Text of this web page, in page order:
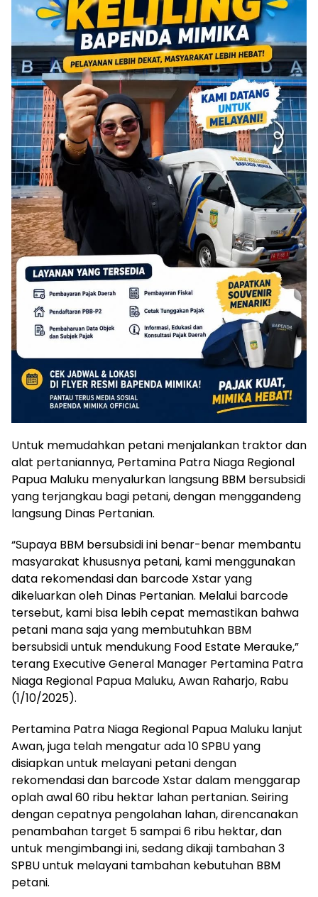
Untuk memudahkan petani menjalankan traktor dan
alat pertaniannya, Pertamina Patra Niaga Regional
Papua Maluku menyalurkan langsung BBM bersubsidi
yang terjangkau bagi petani, dengan menggandeng
langsung Dinas Pertanian.
“Supaya BBM bersubsidi ini benar-benar membantu
masyarakat khususnya petani, kami menggunakan
data rekomendasi dan barcode Xstar yang
dikeluarkan oleh Dinas Pertanian. Melalui barcode
tersebut, kami bisa lebih cepat memastikan bahwa
petani mana saja yang membutuhkan BBM
bersubsidi untuk mendukung Food Estate Merauke,”
terang Executive General Manager Pertamina Patra
Niaga Regional Papua Maluku, Awan Raharjo, Rabu
(1/10/2025).
Pertamina Patra Niaga Regional Papua Maluku lanjut
Awan, juga telah mengatur ada 10 SPBU yang
disiapkan untuk melayani petani dengan
rekomendasi dan barcode Xstar dalam menggarap
oplah awal 60 ribu hektar lahan pertanian. Seiring
dengan cepatnya pengolahan lahan, direncanakan
penambahan target 5 sampai 6 ribu hektar, dan
untuk mengimbangi ini, sedang dikaji tambahan 3
SPBU untuk melayani tambahan kebutuhan BBM
petani.